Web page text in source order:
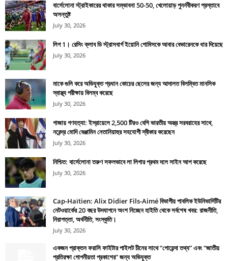
বার্সেলোনা স্ট্রাইকারের থাকার সম্ভাবনা 50-50, খেলোয়াড় পুনর্নবীকরণ প্রস্তাবে
অসন্তুষ্ট
July 30, 2026
লিগ 1। রেসিং ক্লাব ডি স্ট্রাসবার্গ ইয়োনি গোমিসকে আবার বেভারেনকে ধার দিয়েছে
July 30, 2026
মাকে গুলি করে অভিযুক্ত প্রধান কোচের ছেলের জন্য আদালত বিলম্বিত মানসিক
স্বাস্থ্য পরীক্ষায় বিলম্ব করেছে
July 30, 2026
গাজায় গণহত্যা: ইস্রায়েলে 2,500 টিরও বেশি ভারতীয় অস্ত্র সরবরাহের সাথে,
নরেন্দ্র মোদি বেঞ্জামিন নেতানিয়াহুর সহযোগী স্বীকার করেছেন
July 30, 2026
নিশ্চিত: বার্সেলোনা তরুণ সফলভাবে লা লিগার প্রথম দলে সাইন আপ করেছে
July 30, 2026
Cap-Haïtien: Alix Didier Fils-Aimé বিভাগীয় পাবলিক ইউনিভার্সিটির
নেটওয়ার্কের 20 বছর উদযাপনে অংশ নিচ্ছেন হাইতি থেকে সর্বশেষ খবর: রাজনীতি,
নিরাপত্তা, অর্থনীতি, সংস্কৃতি।
July 30, 2026
একজন প্রাক্তন ফরাসি ফাইটার পাইলট চীনের সাথে “গোয়েন্দা তথ্য” এবং “জাতীয়
প্রতিরক্ষা গোপনীয়তা প্রকাশের” জন্য অভিযুক্ত